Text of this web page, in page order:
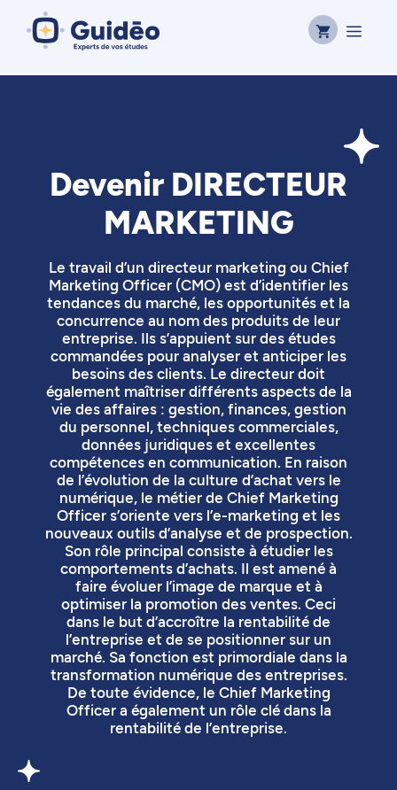
contenu
Devenir DIRECTEUR
MARKETING
Le travail d’un directeur marketing ou Chief
Marketing Officer (CMO) est d’identifier les
tendances du marché, les opportunités et la
concurrence au nom des produits de leur
entreprise. Ils s’appuient sur des études
commandées pour analyser et anticiper les
besoins des clients. Le directeur doit
également maîtriser différents aspects de la
vie des affaires : gestion, finances, gestion
du personnel, techniques commerciales,
données juridiques et excellentes
compétences en communication. En raison
de l’évolution de la culture d’achat vers le
numérique, le métier de Chief Marketing
Officer s’oriente vers l’e-marketing et les
nouveaux outils d’analyse et de prospection.
Son rôle principal consiste à étudier les
comportements d’achats. Il est amené à
faire évoluer l’image de marque et à
optimiser la promotion des ventes. Ceci
dans le but d’accroître la rentabilité de
l’entreprise et de se positionner sur un
marché. Sa fonction est primordiale dans la
transformation numérique des entreprises.
De toute évidence, le Chief Marketing
Officer a également un rôle clé dans la
rentabilité de l’entreprise.